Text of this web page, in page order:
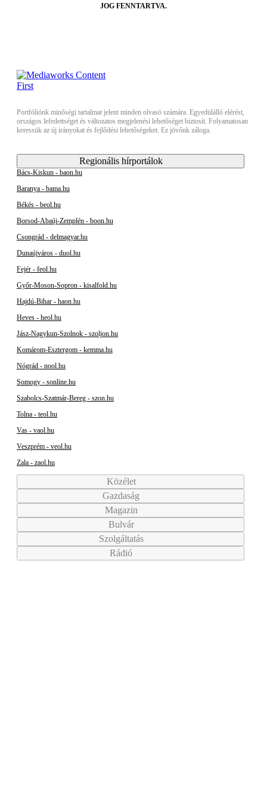
JOG FENNTARTVA.
Portfóliónk minőségi tartalmat jelent minden olvasó számára. Egyedülálló elérést,
országos lefedettséget és változatos megjelenési lehetőséget biztosít. Folyamatosan
keressük az új irányokat és fejlődési lehetőségeket. Ez jövőnk záloga.
Regionális hírportálok
Bács-Kiskun - baon.hu
Baranya - bama.hu
Békés - beol.hu
Borsod-Abaúj-Zemplén - boon.hu
Csongrád - delmagyar.hu
Dunaújváros - duol.hu
Fejér - feol.hu
Győr-Moson-Sopron - kisalfold.hu
Hajdú-Bihar - haon.hu
Heves - heol.hu
Jász-Nagykun-Szolnok - szoljon.hu
Komárom-Esztergom - kemma.hu
Nógrád - nool.hu
Somogy - sonline.hu
Szabolcs-Szatmár-Bereg - szon.hu
Tolna - teol.hu
Vas - vaol.hu
Veszprém - veol.hu
Zala - zaol.hu
Közélet
Gazdaság
Magazin
Bulvár
Szolgáltatás
Rádió